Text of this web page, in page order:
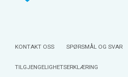
KONTAKT OSS SPØRSMÅL OG SVAR
TILGJENGELIGHETSERKLÆRING